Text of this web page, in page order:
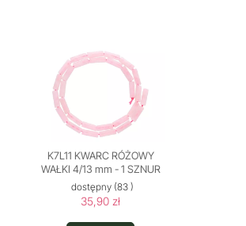
K7L11 KWARC RÓŻOWY
WAŁKI 4/13 mm - 1 SZNUR
dostępny (83 )
35,90 zł